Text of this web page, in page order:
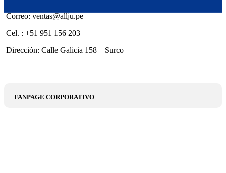
Correo: ventas@allju.pe
Cel. : +51 951 156 203
Dirección: Calle Galicia 158 – Surco
FANPAGE CORPORATIVO